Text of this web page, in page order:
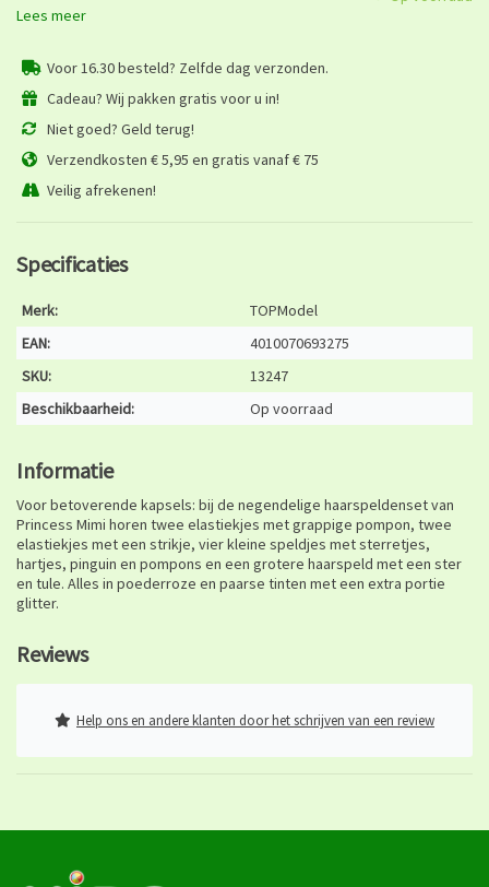
Lees meer
Voor 16.30 besteld? Zelfde dag verzonden.
Cadeau? Wij pakken gratis voor u in!
Niet goed? Geld terug!
Verzendkosten € 5,95 en gratis vanaf € 75
Veilig afrekenen!
Specificaties
Merk:
TOPModel
EAN:
4010070693275
SKU:
13247
Beschikbaarheid:
Op voorraad
Informatie
Voor betoverende kapsels: bij de negendelige haarspeldenset van
Princess Mimi horen twee elastiekjes met grappige pompon, twee
elastiekjes met een strikje, vier kleine speldjes met sterretjes,
hartjes, pinguin en pompons en een grotere haarspeld met een ster
en tule. Alles in poederroze en paarse tinten met een extra portie
glitter.
Reviews
Help ons en andere klanten door het schrijven van een review